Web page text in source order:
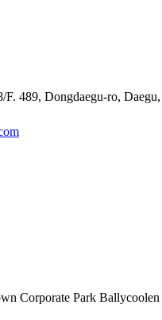
F. 489, Dongdaegu-ro,
Corporate Park Ballycoolen